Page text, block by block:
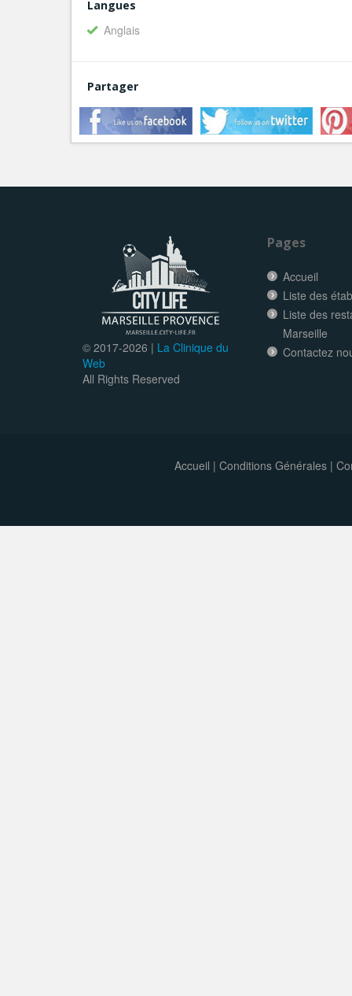
Langues
Anglais
Partager
© 2017-2026 | La Clinique du
Web
All Rights Reserved
Pages
Accueil
Liste des
Liste des
Marseille
Contactez
Accueil | Conditions Générales|